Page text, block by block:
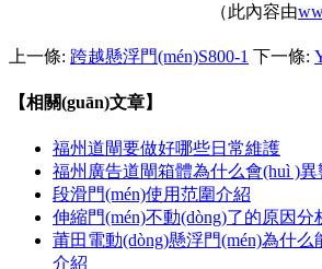
（此內容由
上一條: 跨越懸浮門(mén)S800-1 下一條:
【相關(guān)文章】
福州道閘要做好哪些日常維護
福州廣告道閘箱體為什么會(huì )異
段滑門(mén)使用范圍介紹
伸縮門(mén)不動(dòng)了的原因分
莆田電動(dòng)懸浮門(mén)為什
介紹